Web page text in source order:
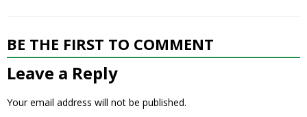
BE THE FIRST TO COMMENT
Leave a Reply
Your email address will not be published.